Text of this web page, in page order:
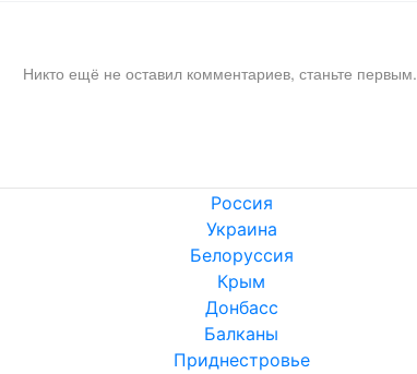
Никто ещё не оставил комментариев, станьте первым.
Россия
Украина
Белоруссия
Крым
Донбасс
Балканы
Приднестровье